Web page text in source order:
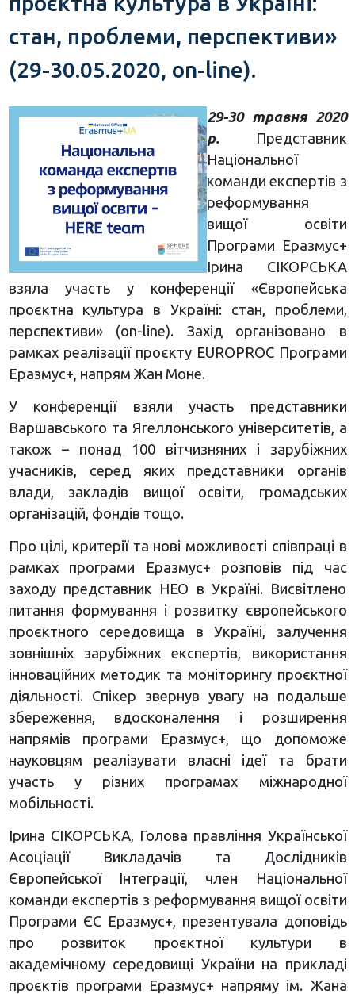
стан, проблеми, перспективи»
(29-30.05.2020, on-line).
29-30 травня 2020
р.
Представник
Національної
команди експертів з
реформування
вищої освіти
Програми Еразмус+
Ірина СІКОРСЬКА
взяла участь у конференції «Європейська
проєктна культура в Україні: стан, проблеми,
перспективи» (on-line). Захід організовано в
рамках реалізації проєкту EUROPROC Програми
Еразмус+, напрям Жан Моне.
У конференції взяли участь представники
Варшавського та Ягеллонського університетів, а
також – понад 100 вітчизняних і зарубіжних
учасників, серед яких представники органів
влади, закладів вищої освіти, громадських
організацій, фондів тощо.
Про цілі, критерії та нові можливості співпраці в
рамках програми Еразмус+ розповів під час
заходу представник НЕО в Україні. Висвітлено
питання формування і розвитку європейського
проєктного середовища в Україні, залучення
зовнішніх зарубіжних експертів, використання
інноваційних методик та моніторингу проєктної
діяльності. Спікер звернув увагу на подальше
збереження, вдосконалення і розширення
напрямів програми Еразмус+, що допоможе
науковцям реалізувати власні ідеї та брати
участь у різних програмах міжнародної
мобільності.
Ірина СІКОРСЬКА, Голова правління Української
Асоціації Викладачів та Дослідників
Європейської Інтеграції, член Національної
команди експертів з реформування вищої освіти
Програми ЄС Еразмус+, презентувала доповідь
про розвиток проєктної культури в
академічному середовищі України на прикладі
проєктів програми Еразмус+ напряму ім. Жана